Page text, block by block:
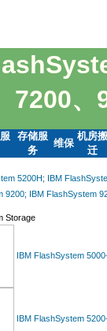
7200、
存储服
务
维保
机房搬
迁
5200H; IBM
9200; IBM FlashSystem
Storage
IBM FlashSystem
IBM FlashSystem